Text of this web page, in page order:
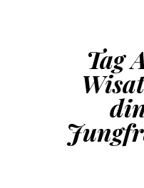
Tag